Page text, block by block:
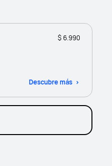
$ 6.990
Descubre más